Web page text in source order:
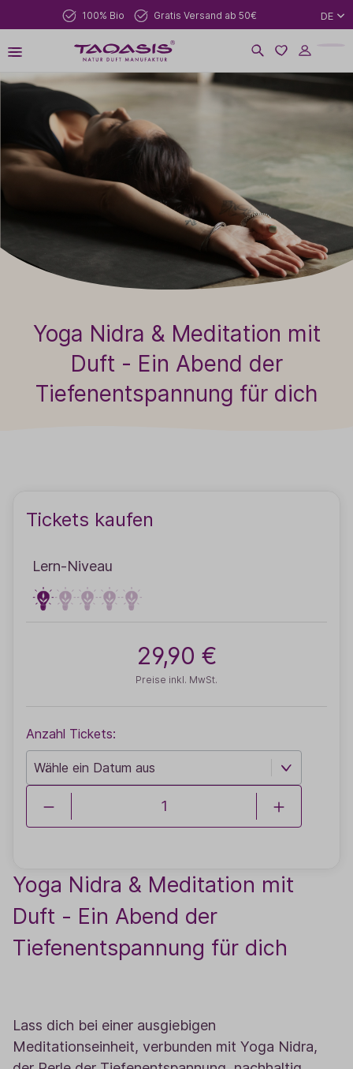
100% Bio Gratis Versand ab 50€ DE
Yoga Nidra & Meditation mit
Duft - Ein Abend der
Tiefenentspannung für dich
Yoga Nidra & Meditation mit
Duft - Ein Abend der
Tiefenentspannung für dich
Lass dich bei einer ausgiebigen
Meditationseinheit, verbunden mit Yoga Nidra,
Tickets kaufen
Lern-Niveau
29,90 €
Preise inkl. MwSt.
Anzahl Tickets: